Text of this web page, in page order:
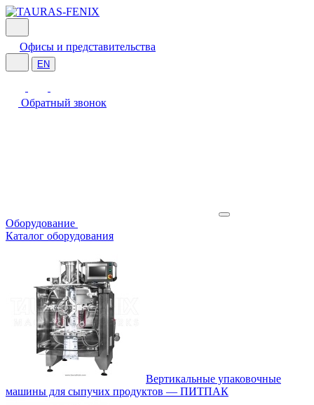
Офисы и представительства
EN
Обратный звонок
Оборудование
Каталог оборудования
Вертикальные упаковочные
машины для сыпучих продуктов — ПИТПАК